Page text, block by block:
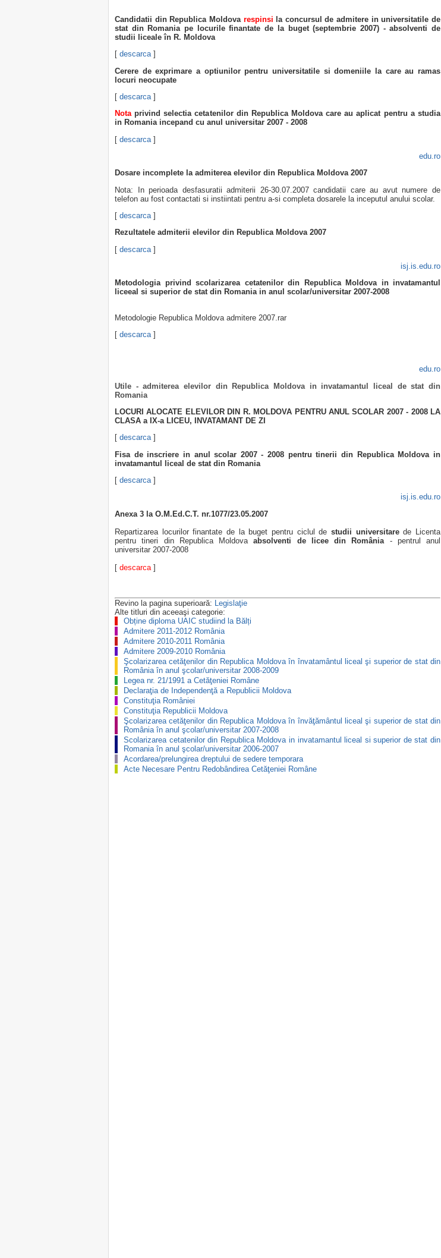
Candidatii din Republica Moldova respinsi la concursul de admitere in universitatile de
stat din Romania pe locurile finantate de la buget (septembrie 2007) - absolventi de
studii liceale în R. Moldova
[ descarca]
Cerere de exprimare a optiunilor pentru universitatile si domeniile la care au ramas
locuri neocupate
[ descarca ]
Notaprivind selectia cetatenilor din Republica Moldova care au aplicat pentru a studia
in Romania incepand cu anul universitar 2007 - 2008
[ descarca ]
edu.ro
Dosare incomplete la admiterea elevilor din Republica Moldova 2007
Nota: In perioada desfasuratii admiterii 26-30.07.2007 candidatii care au avut numere de
telefon au fost contactati si instiintati pentru a-si completa dosarele la inceputul anului scolar.
[ descarca ]
Rezultatele admiterii elevilor din Republica Moldova 2007
[ descarca ]
isj.is.edu.ro
Metodologia privind scolarizarea cetatenilor din Republica Moldova in invatamantul
liceeal si superior de stat din Romania in anul scolar/universitar 2007-2008
Metodologie Republica Moldova admitere 2007.rar
[ descarca ]
edu.ro
Utile - admiterea elevilor din Republica Moldova in invatamantul liceal de stat din
Romania
LOCURI ALOCATE ELEVILOR DIN R. MOLDOVA PENTRU ANUL SCOLAR 2007 - 2008 LA
CLASA a IX-a LICEU, INVATAMANT DE ZI
[ descarca]
Fisa de inscriere in anul scolar 2007 - 2008 pentru tinerii din Republica Moldova in
invatamantul liceal de stat din Romania
[ descarca ]
isj.is.edu.ro
Anexa 3 la O.M.Ed.C.T. nr.1077/23.05.2007
Repartizarea locurilor finantate de la buget pentru ciclul de studii universitarede Licenta
pentru tineri din Republica Moldovaabsolventi de licee din România - pentrul anul
universitar 2007-2008
[ descarca ]
Revino la pagina superioară:
Legislaţie
Alte titluri din aceeaşi categorie:
Obține diploma UAIC studiind la Bălți
Admitere 2011-2012 România
Admitere 2010-2011 România
Admitere 2009-2010 România
Şcolarizarea cetăţenilor din Republica Moldova în învatamântul liceal şi superior de stat din
România în anul şcolar/universitar 2008-2009
Legea nr. 21/1991 a Cetăţeniei Române
Declaraţia de Independenţă a Republicii Moldova
Constituţia României
Constituţia Republicii Moldova
Şcolarizarea cetăţenilor din Republica Moldova în învăţământul liceal şi superior de stat din
România în anul şcolar/universitar 2007-2008
Scolarizarea cetatenilor din Republica Moldova in invatamantul liceal si superior de stat din
Romania în anul şcolar/universitar 2006-2007
Acordarea/prelungirea dreptului de sedere temporara
Acte Necesare Pentru Redobândirea Cetăţeniei Române